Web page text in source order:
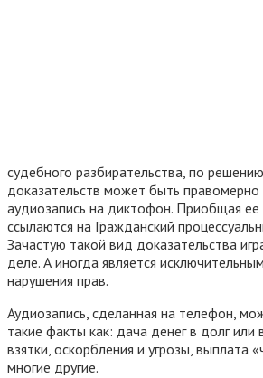
судебного разбирательства, по
доказательств может быть правомерно
аудиозапись на диктофон. Приобщая
ссылаются на Гражданский
Зачастую такой вид доказательства
деле. А иногда является
нарушения прав.
Аудиозапись, сделанная на телефон,
такие факты как: дача денег в долг или
взятки, оскорбления и угрозы, выплата
многие другие.